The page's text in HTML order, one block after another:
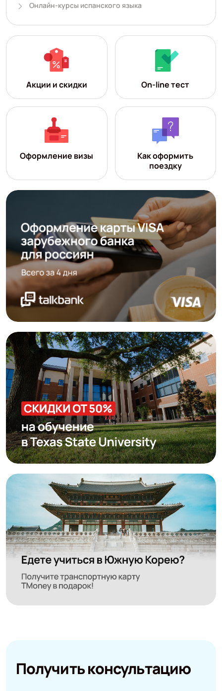
Онлайн-курсы испанского языка
Акции и скидки On-line тест
Оформление визы
Как оформить
поездку
Получить консультацию